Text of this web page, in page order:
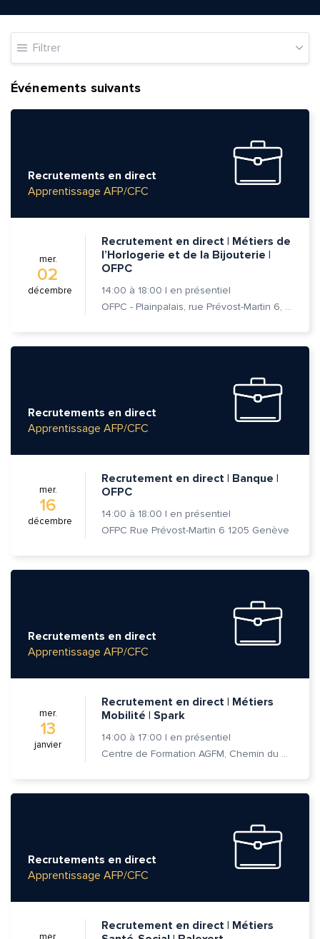
Filtrer
Événements suivants
Recrutements en direct
Apprentissage AFP/CFC
mer.
02
décembre
Recrutement en direct | Métiers de
l’Horlogerie et de la Bijouterie |
OFPC
14:00 à 18:00 | en présentiel
OFPC - Plainpalais, rue Prévost-Martin 6, 1205 Genève
Recrutements en direct
Apprentissage AFP/CFC
mer.
16
décembre
Recrutement en direct | Banque |
OFPC
14:00 à 18:00 | en présentiel
OFPC Rue Prévost-Martin 6 1205 Genève
Recrutements en direct
Apprentissage AFP/CFC
mer.
13
janvier
Recrutement en direct | Métiers
Mobilité | Spark
14:00 à 17:00 | en présentiel
Centre de Formation AGFM, Chemin du Champ-des-Filles 6A 1er étage, 1228 Plan-les-Ouates
Recrutements en direct
Apprentissage AFP/CFC
Recrutement en direct | Métiers